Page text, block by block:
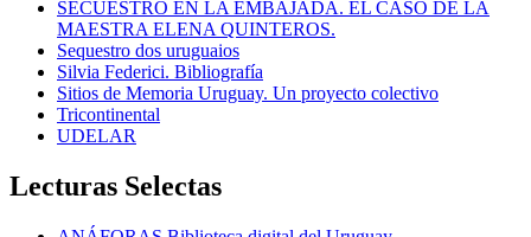
SECUESTRO EN LA EMBAJADA. EL CASO DE LA
MAESTRA ELENA QUINTEROS.
Sequestro dos uruguaios
Silvia Federici. Bibliografía
Sitios de Memoria Uruguay. Un proyecto colectivo
Tricontinental
UDELAR
Lecturas Selectas